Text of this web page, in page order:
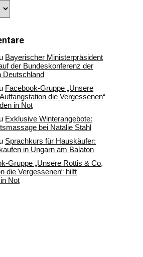
Bayerischer Ministerpräsident
der Bundeskonferenz der
Deutschland
Facebook-Gruppe „Unsere
die Vergessenen“
in Not
Exklusive Winterangebote:
bei Natalie Stahl
Sprachkurs für Hauskäufer:
in Ungarn am Balaton
Gruppe „Unsere Rottis & Co,
die Vergessenen“ hilft
Not